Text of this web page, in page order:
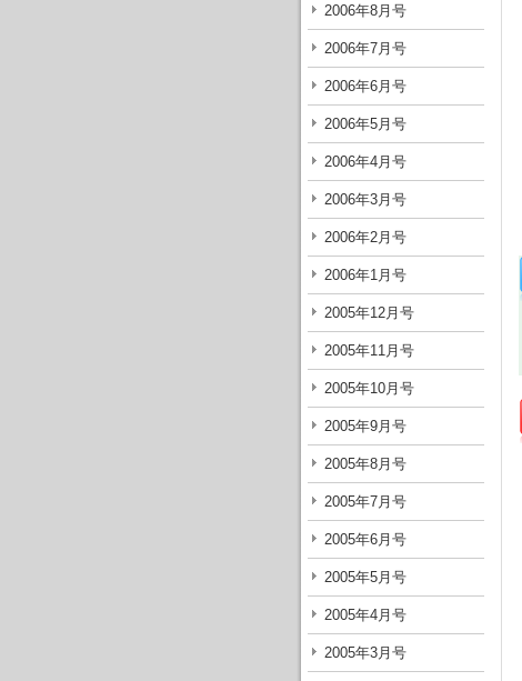
2006年8月号
2006年7月号
2006年6月号
2006年5月号
2006年4月号
2006年3月号
2006年2月号
2006年1月号
2005年12月号
2005年11月号
2005年10月号
2005年9月号
2005年8月号
2005年7月号
2005年6月号
2005年5月号
2005年4月号
2005年3月号